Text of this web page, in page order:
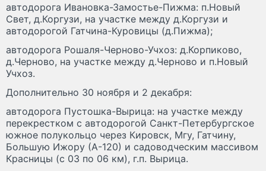
автодорога Ивановка-Замостье-Пижма: п.Новый
Свет, д.Коргузи, на участке между д.Коргузи и
автодорогой Гатчина-Куровицы (д.Пижма);
автодорога Рошаля-Черново-Учхоз: д.Корпиково,
д.Черново, на участке между д.Черново и п.Новый
Учхоз.
Дополнительно 30 ноября и 2 декабря:
автодорога Пустошка-Вырица: на участке между
перекрестком с автодорогой Санкт-Петербургское
южное полукольцо через Кировск, Мгу, Гатчину,
Большую Ижору (А-120) и садоводческим массивом
Красницы (с 03 по 06 км), г.п. Вырица.